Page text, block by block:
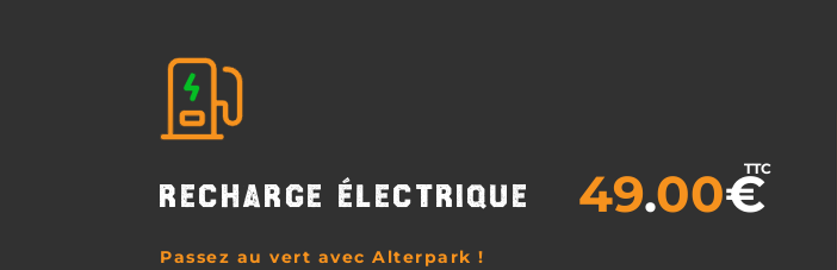
RECHARGE ÉLECTRIQUE 49.00€
TTC
Passez au vert avec Alterpark !